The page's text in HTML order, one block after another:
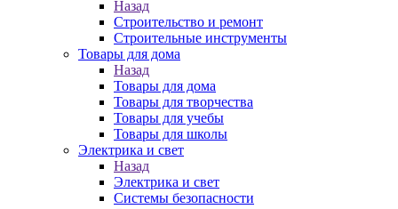
Назад
Строительство и ремонт
Строительные инструменты
Товары для дома
Назад
Товары для дома
Товары для творчества
Товары для учебы
Товары для школы
Электрика и свет
Назад
Электрика и свет
Системы безопасности